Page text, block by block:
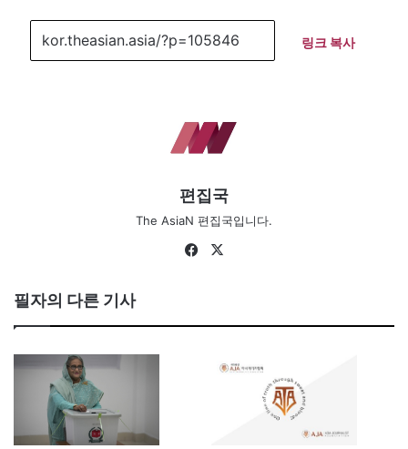
링크 복사
편집국
The AsiaN 편집국입니다.
Fa
필자의 다른 기사